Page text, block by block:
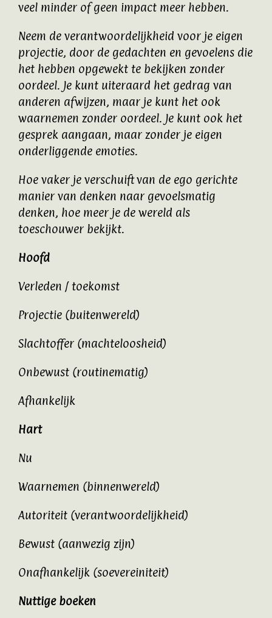
veel minder of geen impact meer hebben.
Neem de verantwoordelijkheid voor je eigen
projectie, door de gedachten en gevoelens die
het hebben opgewekt te bekijken zonder
oordeel. Je kunt uiteraard het gedrag van
anderen afwijzen, maar je kunt het ook
waarnemen zonder oordeel. Je kunt ook het
gesprek aangaan, maar zonder je eigen
onderliggende emoties.
Hoe vaker je verschuift van de ego gerichte
manier van denken naar gevoelsmatig
denken, hoe meer je de wereld als
toeschouwer bekijkt.
Hoofd
Verleden / toekomst
Projectie (buitenwereld)
Slachtoffer (machteloosheid)
Onbewust (routinematig)
Afhankelijk
Hart
Nu
Waarnemen (binnenwereld)
Autoriteit (verantwoordelijkheid)
Bewust (aanwezig zijn)
Onafhankelijk (soevereiniteit)
Nuttige boeken